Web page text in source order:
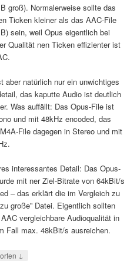
groß). Normalerweise sollte das
Ticken kleiner als das AAC-File
sein, weil Opus eigentlich bei
Qualität nen Ticken effizienter ist
aber natürlich nur ein unwichtiges
das kaputte Audio ist deutlich
Was auffällt: Das Opus-File ist
und mit 48kHz encoded, das
File dagegen in Stereo und mit
interessantes Detail: Das Opus-
mit ner Ziel-Bitrate von 64kBit/s
– das erklärt die im Vergleich zu
große” Datei. Eigentlich sollten
vergleichbare Audioqualität in
Fall max. 48kBit/s ausreichen.
↓